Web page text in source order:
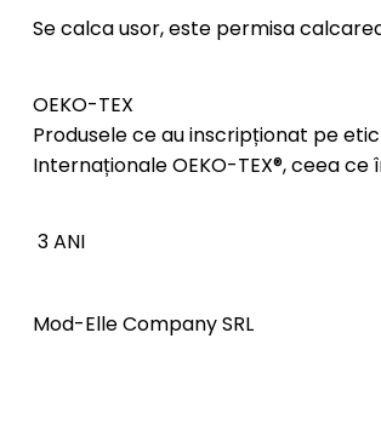
Se calca usor, este permisa
OEKO-TEX
Produsele ce au inscripționat pe
Internaționale OEKO-TEX®, ceea
3 ANI
Mod-Elle Company SRL